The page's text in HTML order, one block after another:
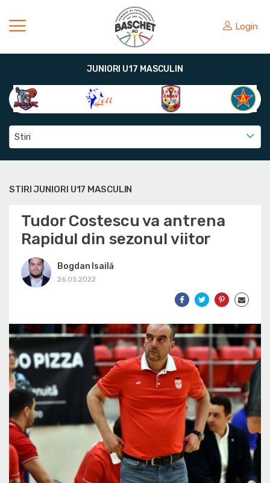
Login
JUNIORI U17 MASCULIN
Stiri
STIRI JUNIORI U17 MASCULIN
Tudor Costescu va antrena
Rapidul din sezonul viitor
Bogdan Isailă
26.05.2022